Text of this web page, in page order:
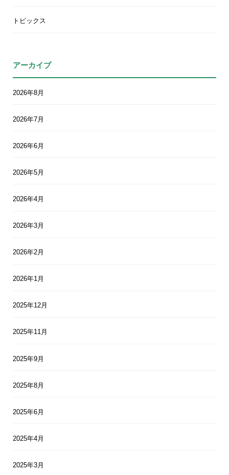
トピックス
アーカイブ
2026年8月
2026年7月
2026年6月
2026年5月
2026年4月
2026年3月
2026年2月
2026年1月
2025年12月
2025年11月
2025年9月
2025年8月
2025年6月
2025年4月
2025年3月